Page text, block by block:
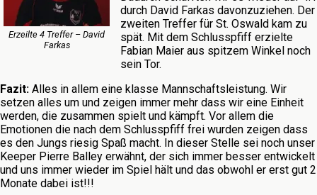
Erzeilte 4 Treffer – David
Farkas
durch David Farkas davonzuziehen. Der
zweiten Treffer für St. Oswald kam zu
spät. Mit dem Schlusspfiff erzielte
Fabian Maier aus spitzem Winkel noch
sein Tor.
Fazit: Alles in allem eine klasse Mannschaftsleistung. Wir
setzen alles um und zeigen immer mehr dass wir eine Einheit
werden, die zusammen spielt und kämpft. Vor allem die
Emotionen die nach dem Schlusspfiff frei wurden zeigen dass
es den Jungs riesig Spaß macht. In dieser Stelle sei noch unser
Keeper Pierre Balley erwähnt, der sich immer besser entwickelt
und uns immer wieder im Spiel hält und das obwohl er erst gut 2
Monate dabei ist!!!